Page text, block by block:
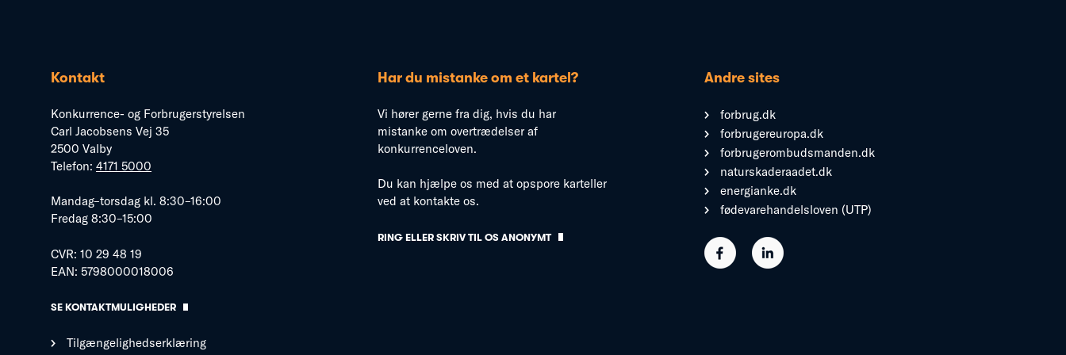
Kontakt
Konkurrence- og Forbrugerstyrelsen
Carl Jacobsens Vej 35
2500 Valby
Telefon: 4171 5000
Mandag–torsdag kl. 8:30–16:00
Fredag 8:30–15:00
CVR: 10 29 48 19
EAN: 5798000018006
SE KONTAKTMULIGHEDER
Tilgængelighedserklæring
Har du mistanke om et kartel?
Vi hører gerne fra dig, hvis du har
mistanke om overtrædelser af
konkurrenceloven.
Du kan hjælpe os med at opspore karteller
ved at kontakte os.
RING ELLER SKRIV TIL OS ANONYMT
Andre sites
forbrug.dk
forbrugereuropa.dk
forbrugerombudsmanden.dk
naturskaderaadet.dk
energianke.dk
fødevarehandelsloven (UTP)